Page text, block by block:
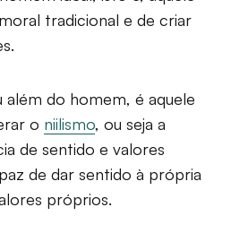
tradicional e de criar
do homem, é aquele
o niilismo, ou seja a
de sentido e valores
de dar sentido à própria
próprios.